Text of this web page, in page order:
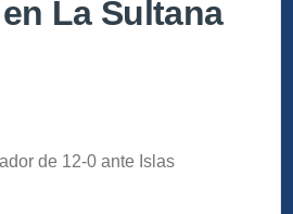
La Sultana
de 12-0 ante Islas